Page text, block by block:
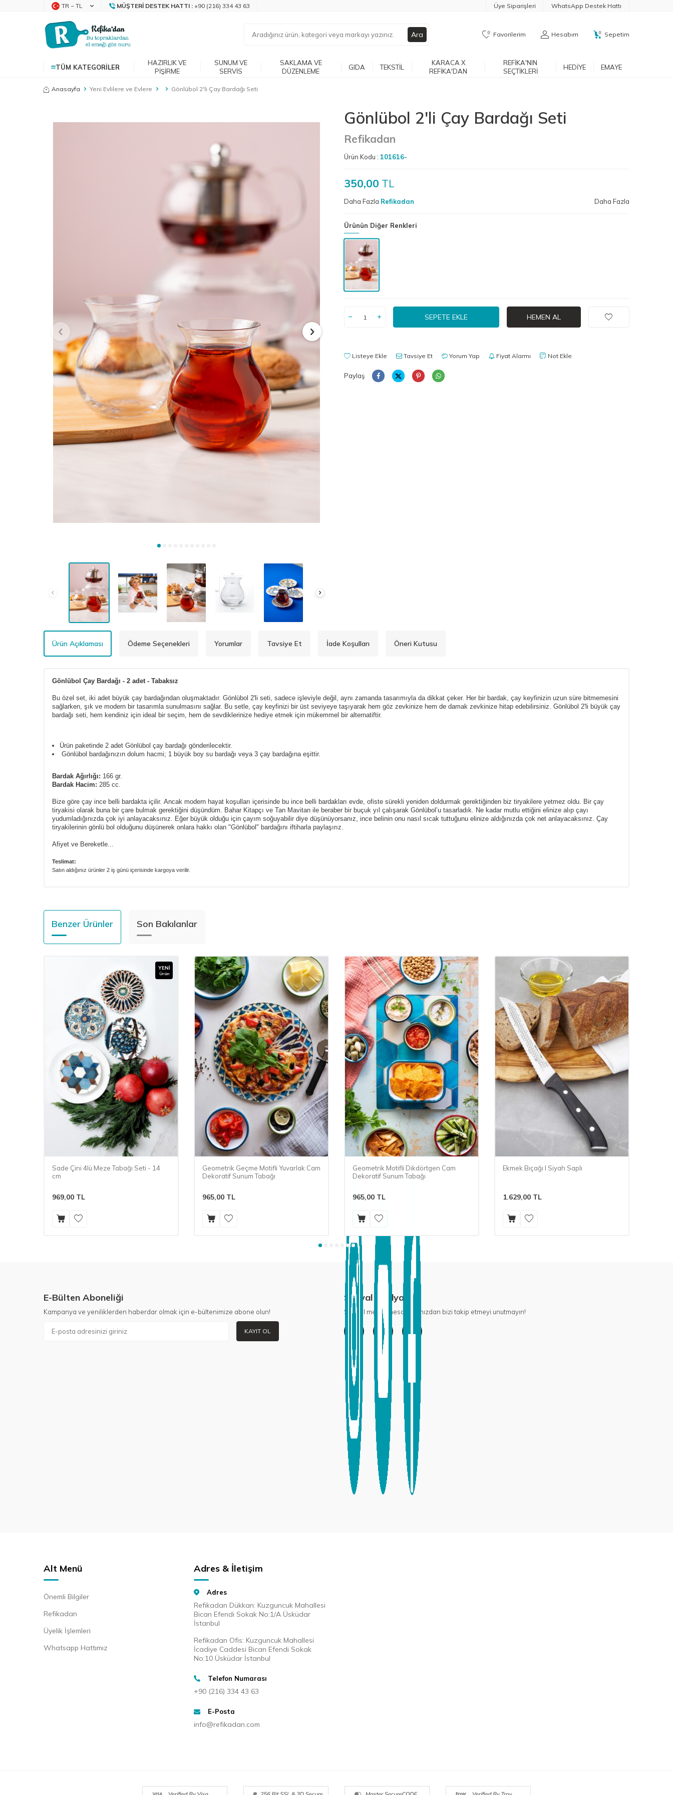
TR − TL MÜŞTERI DESTEK HATTI : +90 (216) 334 43 63 Üye Siparişleri WhatsApp Destek Hattı
Ara 0 Favorilerim Hesabım 0 Sepetim
TÜM KATEGORILER
HAZIRLIK VE
PIŞIRME
SUNUM VE
SERVIS
SAKLAMA VE
DÜZENLEME
GIDA TEKSTIL
KARACA X
REFIKA'DAN
REFIKA'NIN
SEÇTIKLERI
HEDIYE EMAYE
Anasayfa Yeni Evlilere ve Evlere Gönlübol 2'li Çay Bardağı Seti
Gönlübol 2'li Çay Bardağı Seti
Refikadan
Ürün Kodu : 101616-
350,00 TL
Daha Fazla Refikadan Daha Fazla
Ürünün Diğer Renkleri
SEPETE EKLE HEMEN AL
Listeye Ekle Tavsiye Et Yorum Yap Fiyat Alarmı Not Ekle
Paylaş
Ürün Açıklaması Ödeme Seçenekleri Yorumlar Tavsiye Et İade Koşulları Öneri Kutusu
Gönlübol Çay Bardağı - 2 adet - Tabaksız
Bu özel set, iki adet büyük çay bardağından oluşmaktadır. Gönlübol 2'li seti, sadece işleviyle değil, aynı zamanda tasarımıyla da dikkat çeker. Her bir bardak, çay keyfinizin uzun süre bitmemesini
sağlarken, şık ve modern bir tasarımla sunulmasını sağlar. Bu setle, çay keyfinizi bir üst seviyeye taşıyarak hem göz zevkinize hem de damak zevkinize hitap edebilirsiniz. Gönlübol 2'li büyük çay
bardağı seti, hem kendiniz için ideal bir seçim, hem de sevdiklerinize hediye etmek için mükemmel bir alternatiftir.
Ürün paketinde 2 adet Gönlübol çay bardağı gönderilecektir.
Gönlübol bardağınızın dolum hacmi; 1 büyük boy su bardağı veya 3 çay bardağına eşittir.
Bardak Ağırlığı: 166 gr.
Bardak Hacim: 285 cc.
Bize göre çay ince belli bardakta içilir. Ancak modern hayat koşulları içerisinde bu ince belli bardakları evde, ofiste sürekli yeniden doldurmak gerektiğinden biz tiryakilere yetmez oldu. Bir çay
tiryakisi olarak buna bir çare bulmak gerektiğini düşündüm. Bahar Kitapçı ve Tan Mavitan ile beraber bir buçuk yıl çalışarak Gönlübol’u tasarladık. Ne kadar mutlu ettiğini elinize alıp çayı
yudumladığınızda çok iyi anlayacaksınız. Eğer büyük olduğu için çayım soğuyabilir diye düşünüyorsanız, ince belinin onu nasıl sıcak tuttuğunu elinize aldığınızda çok net anlayacaksınız. Çay
tiryakilerinin gönlü bol olduğunu düşünerek onlara hakkı olan "Gönlübol" bardağını iftiharla paylaşırız.
Afiyet ve Bereketle...
Teslimat:
Satın aldığınız ürünler 2 iş günü içerisinde kargoya verilir.
Benzer Ürünler Son Bakılanlar
YENI
Ürün
Sade Çini 4lü Meze Tabağı Seti - 14
cm
969,00 TL
Geometrik Geçme Motifli Yuvarlak Cam
Dekoratif Sunum Tabağı
965,00 TL
Geometrik Motifli Dikdörtgen Cam
Dekoratif Sunum Tabağı
965,00 TL
Ekmek Bıçağı l Siyah Saplı
1.629,00 TL
E-Bülten Aboneliği
Kampanya ve yeniliklerden haberdar olmak için e-bültenimize abone olun!
KAYIT OL
Sosyal Medya
Sosyal medya hesaplarımızdan bizi takip etmeyi unutmayın!
Alt Menü
Önemli Bilgiler
Refikadan
Üyelik İşlemleri
Whatsapp Hattımız
Adres & İletişim
Adres
Refikadan Dükkan: Kuzguncuk Mahallesi
Bican Efendi Sokak No:1/A Üsküdar
İstanbul
Refikadan Ofis: Kuzguncuk Mahallesi
İcadiye Caddesi Bican Efendi Sokak
No:10 Üsküdar İstanbul
Telefon Numarası
+90 (216) 334 43 63
E-Posta
info@refikadan.com